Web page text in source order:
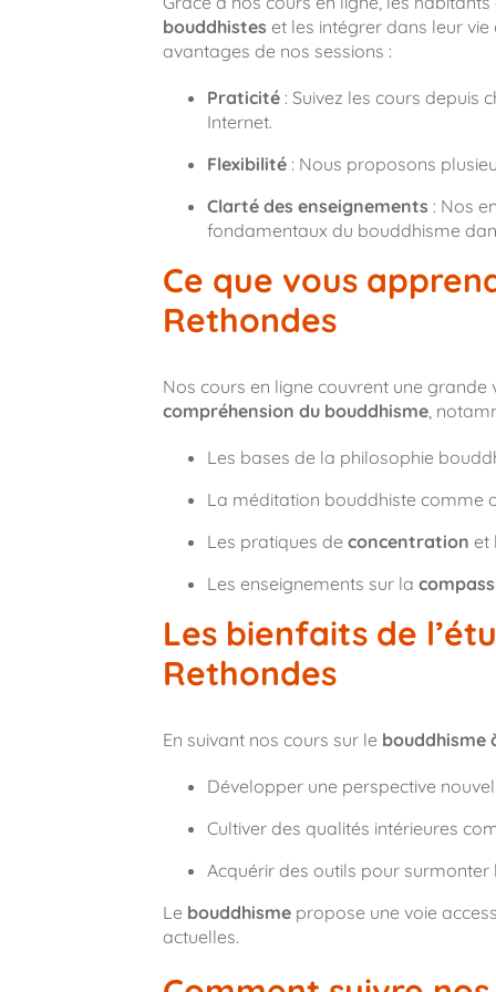
bouddhistes et les intégrer dans leur
avantages de nos sessions :
Praticité: Suivez les cours depuis
Internet.
Flexibilité: Nous proposons
Clarté des enseignements : Nos
fondamentaux du bouddhisme
Ce que vous
Rethondes
Nos cours en ligne couvrent une
compréhension du bouddhisme,
Les bases de la philosophie
La méditation bouddhiste comme
Les pratiques de concentration et
Les enseignements sur la
Les bienfaits de
Rethondes
En suivant nos cours sur le bouddhisme
Développer une perspective
Cultiver des qualités intérieures
Acquérir des outils pour surmonter
Le bouddhismepropose une voie
actuelles.